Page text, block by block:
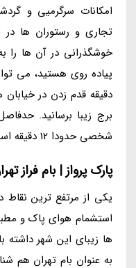
امکانات سرگرمیی و
تجاری و رستوران ها در
خوشگذرانی در آن ها را
دقیقه قدم زدن در
برج زیبا برسانید.
شخصی حدودا 12 دقیقه است.
پارک پرواز | بام فراز
یکی از مرتفع ترین
استشمام هوای پاک و
ها زیبای این شهر داشته